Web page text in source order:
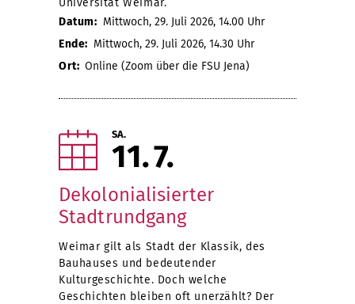
Universität Weimar.
Datum: Mittwoch, 29. Juli 2026, 14.00 Uhr
Ende: Mittwoch, 29. Juli 2026, 14.30 Uhr
Ort: Online (Zoom über die FSU Jena)
SA.
11 7
Dekolonialisierter
Stadtrundgang
Weimar gilt als Stadt der Klassik, des
Bauhauses und bedeutender
Kulturgeschichte. Doch welche
Geschichten bleiben oft unerzählt? Der